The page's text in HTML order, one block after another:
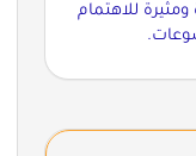
للاهتمام